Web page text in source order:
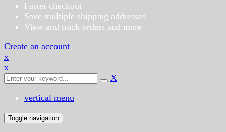
Faster checkout
Save multiple shipping addresses
View and track orders and more
Create an account
x
x
X
vertical menu
Toggle navigation